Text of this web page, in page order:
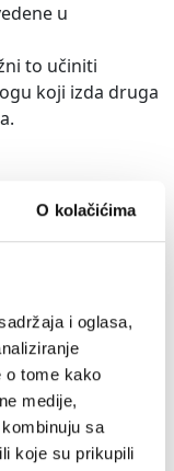
O kolačićima
i oglasa,
o tome kako
medije,
sa
koje su prikupili
u
to učiniti
koji izda druga
povezanim
Takvi prenosi se
sigurnosti:
zemlja
legislature
koje je preuzela,